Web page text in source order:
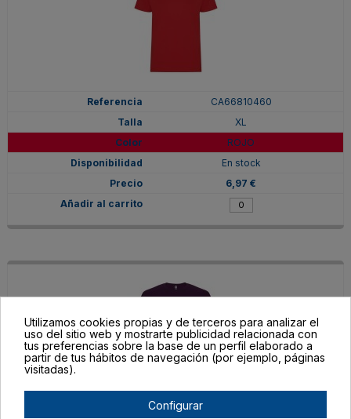
CA66810460
XL
ROJO
En stock
6,97 €
Utilizamos cookies propias y de terceros para analizar el
uso del sitio web y mostrarte publicidad relacionada con
tus preferencias sobre la base de un perfil elaborado a
partir de tus hábitos de navegación (por ejemplo, páginas
visitadas).
Configurar